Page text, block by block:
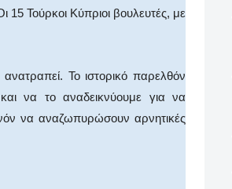
Τούρκοι Κύπριοι βουλευτές, με
Το ιστορικό παρελθόν
και να το αναδεικνύουμε για να
να αναζωπυρώσουν αρνητικές